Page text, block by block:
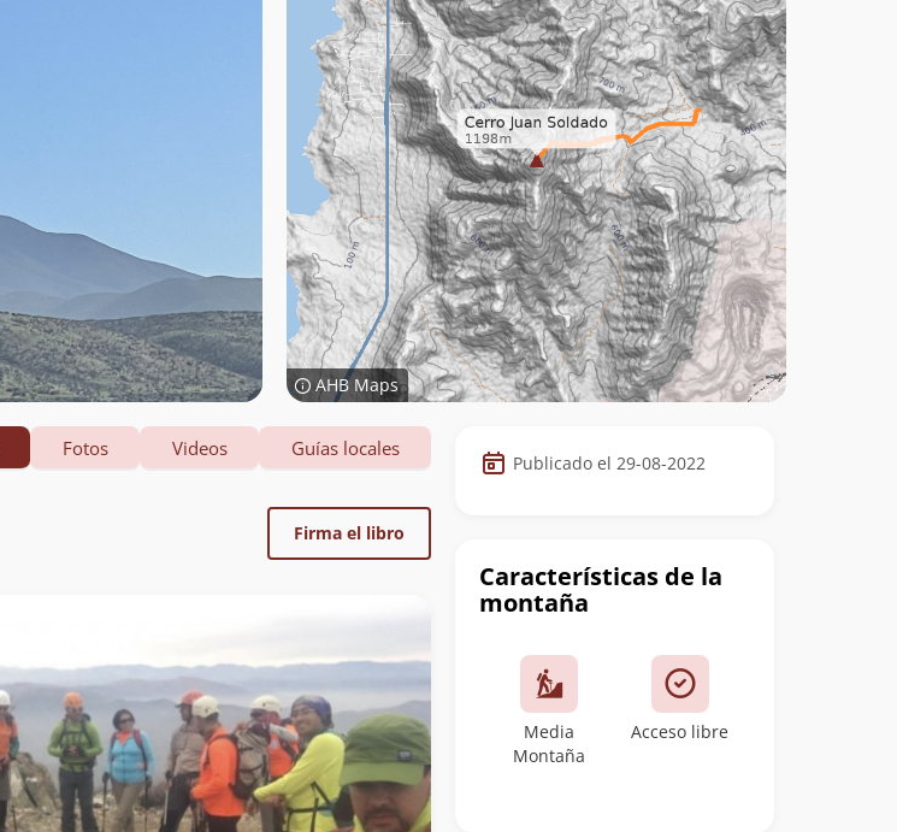
AHB Maps
Datos
de
cumbre
Publicado el 29-08-2022
Características de la
montaña
Media
Montaña
Acceso libre
Fotos Videos Guías locales
Firma el libro